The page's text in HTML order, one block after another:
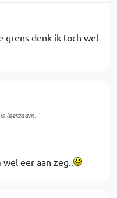
grens denk ik toch wel
leerzaam. "
eer aan zeg..